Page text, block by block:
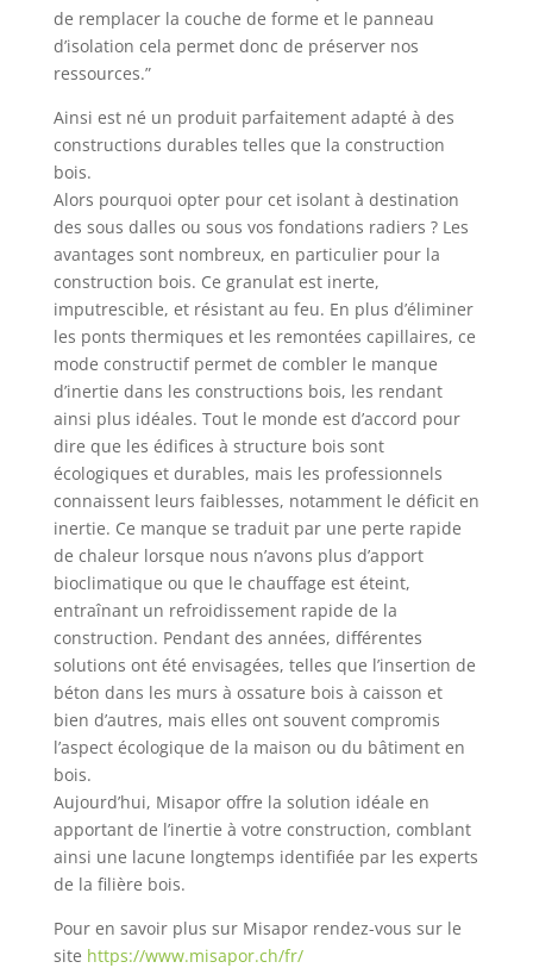
de remplacer la couche de forme et le panneau
d’isolation cela permet donc de préserver nos
ressources.”
Ainsi est né un produit parfaitement adapté à des
constructions durables telles que la construction
bois.
Alors pourquoi opter pour cet isolant à destination
des sous dalles ou sous vos fondations radiers ? Les
avantages sont nombreux, en particulier pour la
construction bois. Ce granulat est inerte,
imputrescible, et résistant au feu. En plus d’éliminer
les ponts thermiques et les remontées capillaires, ce
mode constructif permet de combler le manque
d’inertie dans les constructions bois, les rendant
ainsi plus idéales. Tout le monde est d’accord pour
dire que les édifices à structure bois sont
écologiques et durables, mais les professionnels
connaissent leurs faiblesses, notamment le déficit en
inertie. Ce manque se traduit par une perte rapide
de chaleur lorsque nous n’avons plus d’apport
bioclimatique ou que le chauffage est éteint,
entraînant un refroidissement rapide de la
construction. Pendant des années, différentes
solutions ont été envisagées, telles que l’insertion de
béton dans les murs à ossature bois à caisson et
bien d’autres, mais elles ont souvent compromis
l’aspect écologique de la maison ou du bâtiment en
bois.
Aujourd’hui, Misapor offre la solution idéale en
apportant de l’inertie à votre construction, comblant
ainsi une lacune longtemps identifiée par les experts
de la filière bois.
Pour en savoir plus sur Misapor rendez-vous sur le
site https://www.misapor.ch/fr/